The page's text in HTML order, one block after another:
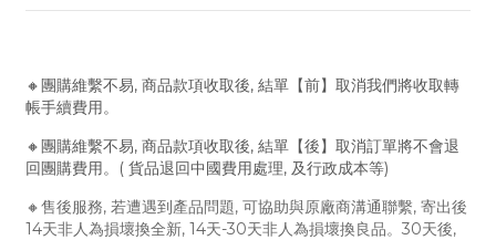
🔸團購維繫不易, 商品款項收取後, 結單【前】取消我們將收取轉
帳手續費用。
🔸團購維繫不易, 商品款項收取後, 結單【後】取消訂單將不會退
回團購費用。( 貨品退回中國費用處理, 及行政成本等)
🔸售後服務, 若遭遇到產品問題, 可協助與原廠商溝通聯繫, 寄出後
14天非人為損壞換全新, 14天-30天非人為損壞換良品。30天後,